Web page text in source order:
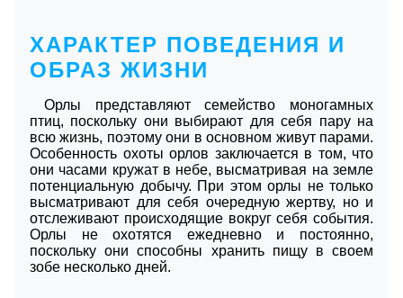
ХАРАКТЕР ПОВЕДЕНИЯ И
ОБРАЗ ЖИЗНИ
Орлы представляют семейство моногамных
птиц, поскольку они выбирают для себя пару на
всю жизнь, поэтому они в основном живут парами.
Особенность охоты орлов заключается в том, что
они часами кружат в небе, высматривая на земле
потенциальную добычу. При этом орлы не только
высматривают для себя очередную жертву, но и
отслеживают происходящие вокруг себя события.
Орлы не охотятся ежедневно и постоянно,
поскольку они способны хранить пищу в своем
зобе несколько дней.